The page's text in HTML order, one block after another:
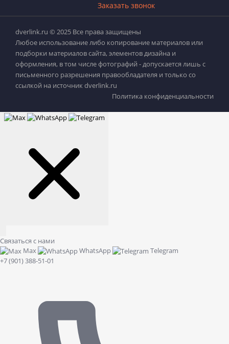
Заказать звонок
dverlink.ru © 2025 Все права защищены
Любое использование либо копирование материалов или
подборки материалов сайта, элементов дизайна и
оформления, в том числе фотографий - допускается лишь с
письменного разрешения правообладателя и только со
ссылкой на источник dverlink.ru
Политика конфиденциальности
Связаться с нами
Max
WhatsApp
Telegram
+7 (901) 388-51-01